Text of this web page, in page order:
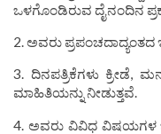
ಒಳಗೊಂಡಿರುವ ದೈನಂದಿನ
2. ಅವರು ಪ್ರಪಂಚದಾದ್ಯಂತದ
3. ದಿನಪತ್ರಿಕೆಗಳು ಕ್ರೀಡೆ,
ಮಾಹಿತಿಯನ್ನು ನೀಡುತ್ತವೆ.
4. ಅವರು ವಿವಿಧ ವಿಷಯಗಳ